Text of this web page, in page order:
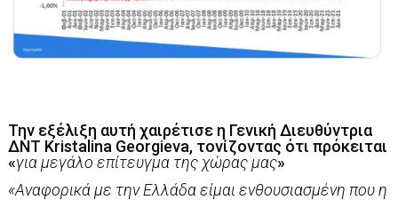
Την εξέλιξη αυτή χαιρέτισε η Γενική Διευθύντρια
ΔΝΤ Kristalina Georgieva, τονίζοντας ότι πρόκειται
«για μεγάλο επίτευγμα της χώρας μας»
«Αναφορικά με την Ελλάδα είμαι ενθουσιασμένη που η